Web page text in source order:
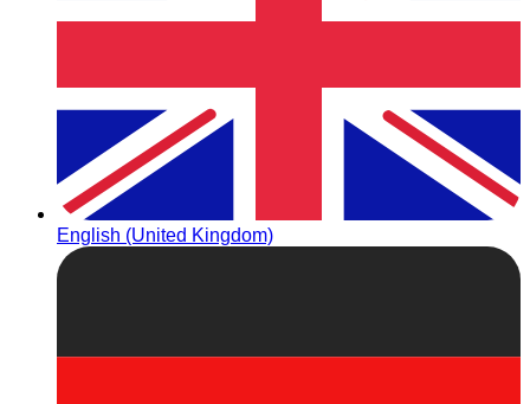
English (United Kingdom)